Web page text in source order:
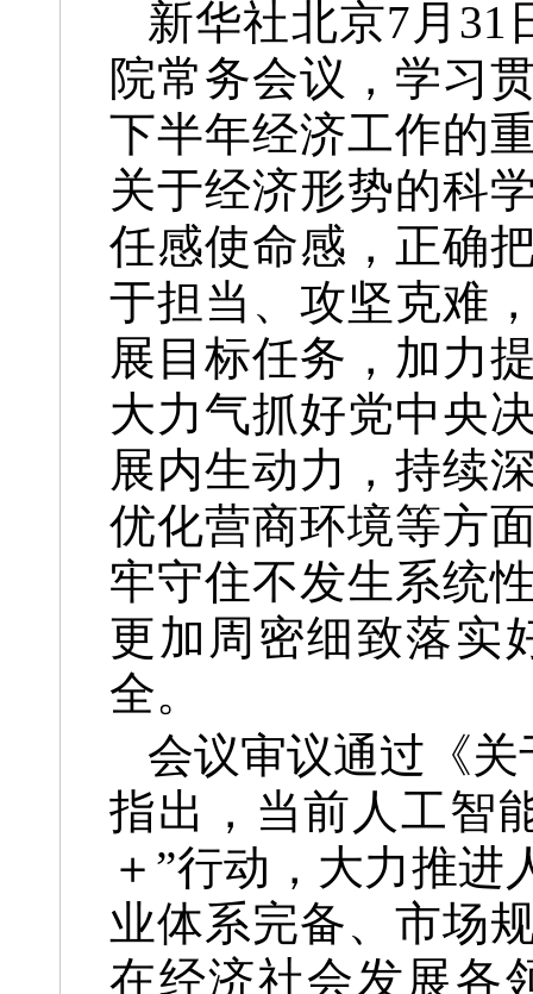
新华社北京7月
院常务会议，学习
下半年经济工作的
关于经济形势的科
任感使命感，正确
于担当、攻坚克难
展目标任务，加力
大力气抓好党中央
展内生动力，持续
优化营商环境等方
牢守住不发生系统
更加周密细致落实
全。
会议审议通过《
指出，当前人工智
＋”行动，大力推
业体系完备、市场
在经济社会发展各